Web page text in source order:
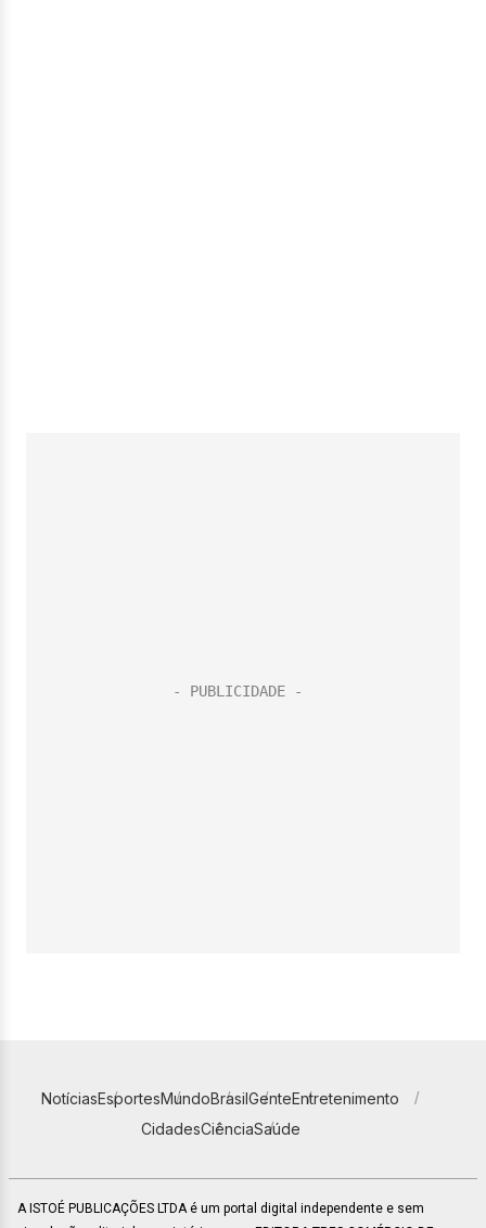
NotíciasEsportesMundoBrasilGenteEntretenimento
CidadesCiênciaSaúde
A ISTOÉ PUBLICAÇÕES LTDA é um portal digital independente e sem